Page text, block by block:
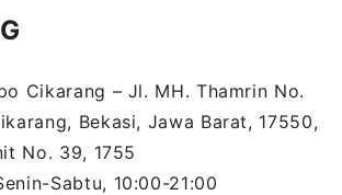
Cikarang – Jl. MH. Thamrin No.
Bekasi, Jawa Barat, 17550,
No. 39, 1755
Sabtu, 10:00-21:00